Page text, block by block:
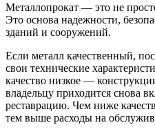
Металлопрокат — это не
Это основа надежности,
зданий и сооружений.
Если металл качественный,
свои технические
качество низкое —
владельцу приходится снова
реставрацию. Чем ниже
тем выше расходы на